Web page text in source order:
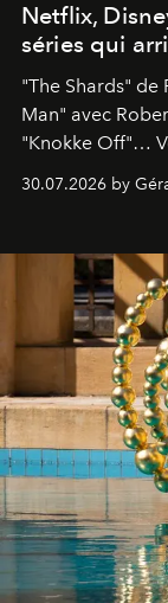
Netflix,
séries qui
"The Shards" de
Man" avec
"Knokke Off"…
plateformes de
30.07.2026 by